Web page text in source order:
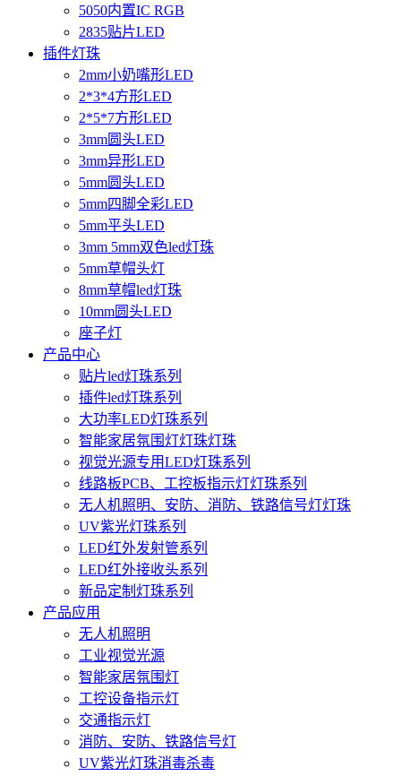
5050内置IC RGB
2835贴片LED
插件灯珠
2mm小奶嘴形LED
2*3*4方形LED
2*5*7方形LED
3mm圆头LED
3mm异形LED
5mm圆头LED
5mm四脚全彩LED
5mm平头LED
3mm 5mm双色led灯珠
5mm草帽头灯
8mm草帽led灯珠
10mm圆头LED
座子灯
产品中心
贴片led灯珠系列
插件led灯珠系列
大功率LED灯珠系列
智能家居氛围灯灯珠灯珠
视觉光源专用LED灯珠系列
线路板PCB、工控板指示灯灯珠系列
无人机照明、安防、消防、铁路信号灯灯珠
UV紫光灯珠系列
LED红外发射管系列
LED红外接收头系列
新品定制灯珠系列
产品应用
无人机照明
工业视觉光源
智能家居氛围灯
工控设备指示灯
交通指示灯
消防、安防、铁路信号灯
UV紫光灯珠消毒杀毒